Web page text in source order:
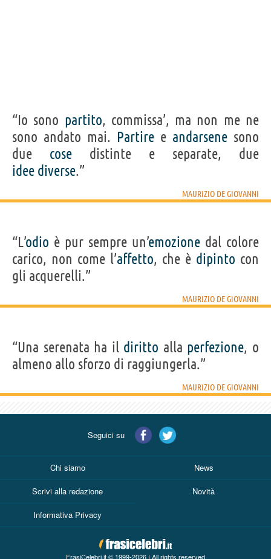
“Io sono partito, commissa’, ma non me ne
sono andato mai. Partire e andarsene sono
due cose distinte e separate, due
idee diverse.”
MAURIZIO DE GIOVANNI
“L’odio è pur sempre un’emozione dal colore
carico, non come l’affetto, che è dipinto con
gli acquerelli.”
MAURIZIO DE GIOVANNI
“Una serenata ha il diritto alla perfezione, o
almeno allo sforzo di raggiungerla.”
MAURIZIO DE GIOVANNI
Seguici su
Chi siamo News
Scrivi alla redazione Novità
Informativa Privacy
FrasiCelebri.it © 1999-2026 | All rights reserved